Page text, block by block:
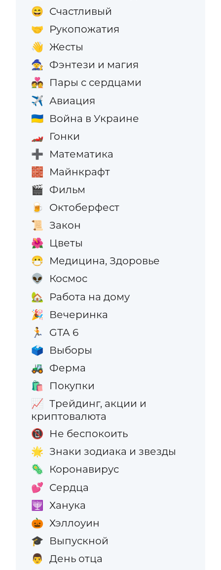
😄 Счастливый
🤝 Рукопожатия
👋 Жесты
🧙 Фэнтези и магия
💑 Пары с сердцами
✈️ Авиация
🇺🇦 Война в Украине
🏎️ Гонки
➕ Математика
🧱 Майнкрафт
🎬 Фильм
🍺 Октоберфест
📜 Закон
🌺 Цветы
😷 Медицина, Здоровье
👽 Космос
🏡 Работа на дому
🎉 Вечеринка
🏃 GTA 6
🗳️ Выборы
🚜 Ферма
🛍️ Покупки
📈 Трейдинг, акции и
криптовалюта
📵 Не беспокоить
🌟 Знаки зодиака и звезды
🦠 Коронавирус
💕 Сердца
🕎 Ханука
🎃 Хэллоуин
🎓 Выпускной
👨
День отца